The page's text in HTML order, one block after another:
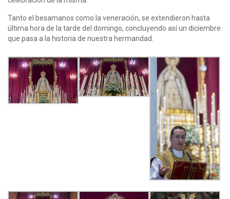
Tanto el besamanos como la veneración, se extendieron hasta
última hora de la tarde del domingo, concluyendo así un diciembre
que pasa a la historia de nuestra hermandad.